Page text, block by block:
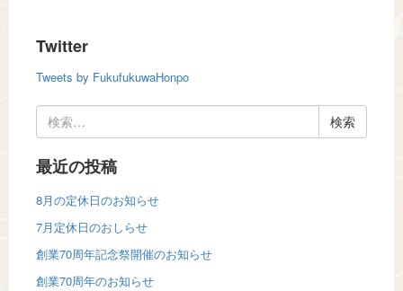
Twitter
Tweets by FukufukuwaHonpo
検
索:
最近の投稿
8月の定休日のお知らせ
7月定休日のおしらせ
創業70周年記念祭開催のお知らせ
創業70周年のお知らせ